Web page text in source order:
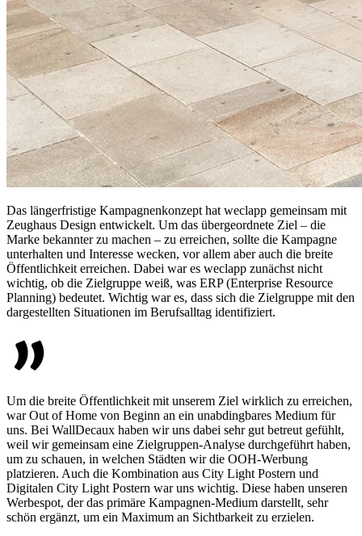
Das längerfristige Kampagnenkonzept hat weclapp gemeinsam mit
Zeughaus Design entwickelt. Um das übergeordnete Ziel – die
Marke bekannter zu machen – zu erreichen, sollte die Kampagne
unterhalten und Interesse wecken, vor allem aber auch die breite
Öffentlichkeit erreichen. Dabei war es weclapp zunächst nicht
wichtig, ob die Zielgruppe weiß, was ERP (Enterprise Resource
Planning) bedeutet. Wichtig war es, dass sich die Zielgruppe mit den
dargestellten Situationen im Berufsalltag identifiziert.
Um die breite Öffentlichkeit mit unserem Ziel wirklich zu erreichen,
war Out of Home von Beginn an ein unabdingbares Medium für
uns. Bei WallDecaux haben wir uns dabei sehr gut betreut gefühlt,
weil wir gemeinsam eine Zielgruppen-Analyse durchgeführt haben,
um zu schauen, in welchen Städten wir die OOH-Werbung
platzieren. Auch die Kombination aus City Light Postern und
Digitalen City Light Postern war uns wichtig. Diese haben unseren
Werbespot, der das primäre Kampagnen-Medium darstellt, sehr
schön ergänzt, um ein Maximum an Sichtbarkeit zu erzielen.